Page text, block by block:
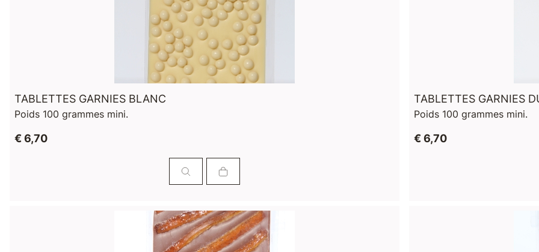
TABLETTES GARNIES BLANC
Poids 100 grammes mini.
€ 6,70
TABLETTES GARNIES
Poids 100 grammes mini.
€ 6,70